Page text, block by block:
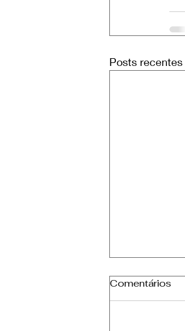
Posts recentes
Comentários